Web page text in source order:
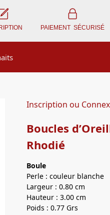
PAIEMENT SÉCURISÉ
Inscription ou
Boucles
Rhodié
Boule
Perle : couleur blanche
Largeur : 0.80 cm
Hauteur : 3.00 cm
Poids : 0.77 Grs